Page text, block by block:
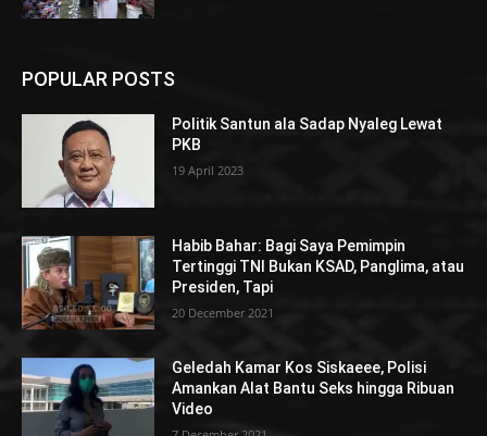
POPULAR POSTS
Politik Santun ala Sadap Nyaleg Lewat
PKB
19 April 2023
Habib Bahar: Bagi Saya Pemimpin
Tertinggi TNI Bukan KSAD, Panglima, atau
Presiden, Tapi
20 December 2021
Geledah Kamar Kos Siskaeee, Polisi
Amankan Alat Bantu Seks hingga Ribuan
Video